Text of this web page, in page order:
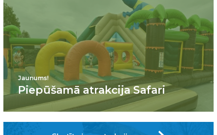
Jaunums!
Piepūšamā atrakcija Safari